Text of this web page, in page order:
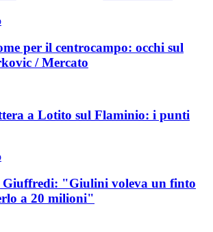
per il centrocampo: occhi sul
/ Mercato
a Lotito sul Flaminio: i punti
Giuffredi: "Giulini voleva un finto
a 20 milioni"